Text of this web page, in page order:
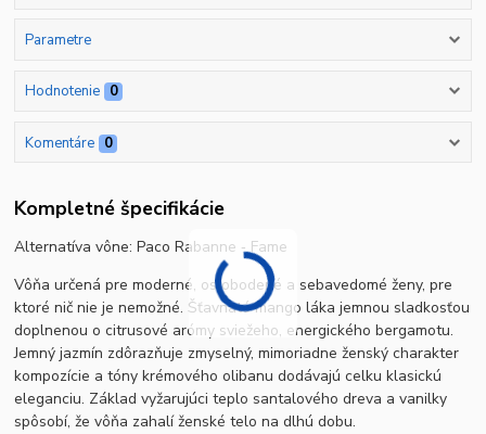
Parametre
Hodnotenie 0
Komentáre 0
Kompletné špecifikácie
Alternatíva vône:Paco Rabanne ‐ Fame
Vôňa určená pre moderné, oslobodené a sebavedomé ženy, pre
ktoré nič nie je nemožné. Šťavnaté mango láka jemnou sladkosťou
doplnenou o citrusové arómy sviežeho, energického bergamotu.
Jemný jazmín zdôrazňuje zmyselný, mimoriadne ženský charakter
kompozície a tóny krémového olibanu dodávajú celku klasickú
eleganciu. Základ vyžarujúci teplo santalového dreva a vanilky
spôsobí, že vôňa zahalí ženské telo na dlhú dobu.